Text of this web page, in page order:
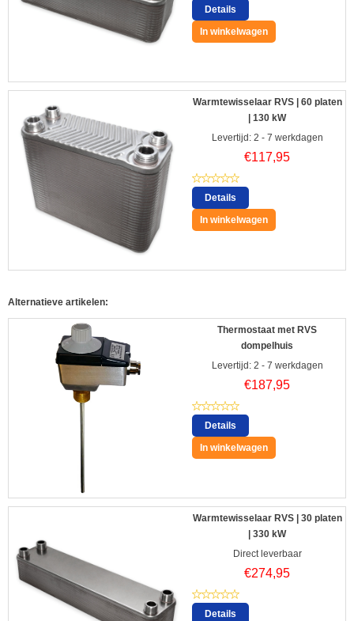
Details
In winkelwagen
Warmtewisselaar RVS | 60 platen
| 130 kW
Levertijd: 2 - 7 werkdagen
€117,95
Details
In winkelwagen
Alternatieve artikelen:
Thermostaat met RVS
dompelhuis
Levertijd: 2 - 7 werkdagen
€187,95
Details
In winkelwagen
Warmtewisselaar RVS | 30 platen
| 330 kW
Direct leverbaar
€274,95
Details